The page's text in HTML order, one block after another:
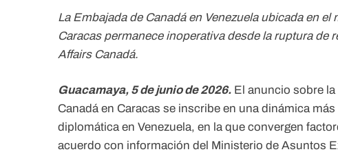
La Embajada de Canadá en Venezuela ubicada en
Caracas permanece inoperativa desde la ruptura de
Affairs Canadá.
Guacamaya, 5 de junio de 2026. El anuncio sobre
Canadá en Caracas se inscribe en una dinámica
diplomática en Venezuela, en la que convergen
acuerdo con información del Ministerio de Asuntos